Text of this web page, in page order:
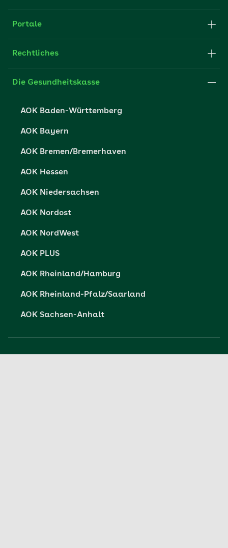
FAQ
Struktur & Verwaltung
Partner der AOK
Portale
Fachportal für Arbeitgeber
Presse- und Politikportal
Vertriebspartner-Service
Rechtliches
Impressum
Die Gesundheitskasse
AOK Baden-Württemberg
AOK Bayern
AOK Bremen/Bremerhaven
AOK Hessen
AOK Niedersachsen
AOK Nordost
AOK NordWest
AOK PLUS
AOK Rheinland/Hamburg
AOK Rheinland-Pfalz/Saarland
AOK Sachsen-Anhalt